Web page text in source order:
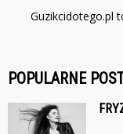
Guzikcidotego.pl
POPULARNE